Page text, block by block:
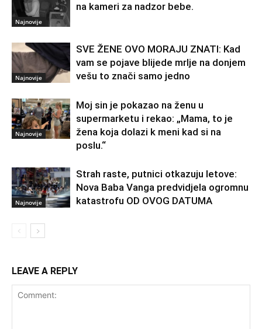
Najnovije
na kameri za nadzor bebe.
Najnovije
SVE ŽENE OVO MORAJU ZNATI: Kad
vam se pojave blijede mrlje na donjem
vešu to znači samo jedno
Najnovije
Moj sin je pokazao na ženu u
supermarketu i rekao: „Mama, to je
žena koja dolazi k meni kad si na
poslu.“
Najnovije
Strah raste, putnici otkazuju letove:
Nova Baba Vanga predvidjela ogromnu
katastrofu OD OVOG DATUMA
LEAVE A REPLY